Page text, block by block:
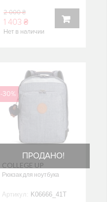
2 000 ₴
1 403 ₴
Нет в наличии
ПРОДАНО!
-30%
COLLEGE UP
Рюкзак для ноутбука
Артикул: K06666_41T